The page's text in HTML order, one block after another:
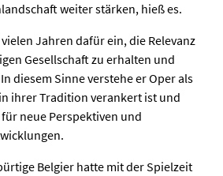
weiter stärken, hieß es.
Jahren dafür ein, die Relevanz
Gesellschaft zu erhalten und
diesem Sinne verstehe er Oper als
ihrer Tradition verankert ist und
neue Perspektiven und
Belgier hatte mit der Spielzeit